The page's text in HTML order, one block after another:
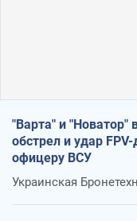
"Варта" и
обстрел и удар
офицеру ВСУ
Украинская